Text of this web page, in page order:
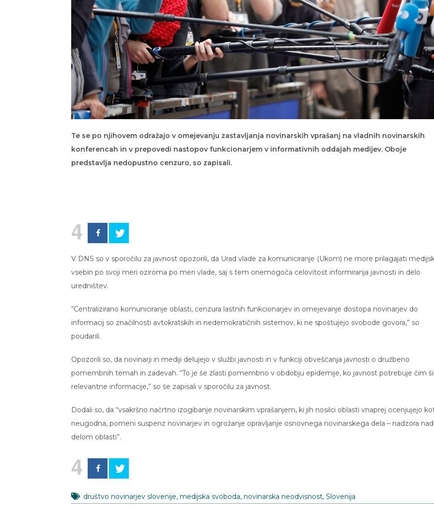
Te se po njihovem odražajo v omejevanju zastavljanja novinarskih vprašanj na vladnih novinarskih
konferencah in v prepovedi nastopov funkcionarjem v informativnih oddajah medijev. Oboje
predstavlja nedopustno cenzuro, so zapisali.
4
V DNS so v sporočilu za javnost opozorili, da Urad vlade za komuniciranje (Ukom) ne more prilagajati
vsebin po svoji meri oziroma po meri vlade, saj s tem onemogoča celovitost informiranja javnosti in delo
uredništev.
“Centralizirano komuniciranje oblasti, cenzura lastnih funkcionarjev in omejevanje dostopa novinarjev do
informacij so značilnosti avtokratskih in nedemokratičnih sistemov, ki ne spoštujejo svobode govora,” so
poudarili.
Opozorili so, da novinarji in mediji delujejo v službi javnosti in v funkciji obveščanja javnosti o družbeno
pomembnih temah in zadevah. “To je še zlasti pomembno v obdobju epidemije, ko javnost potrebuje čim
relevantne informacije,” so še zapisali v sporočilu za javnost.
Dodali so, da “vsakršno načrtno izogibanje novinarskim vprašanjem, ki jih nosilci oblasti vnaprej ocenjujejo
neugodna, pomeni suspenz novinarjev in ogrožanje opravljanje osnovnega novinarskega dela – nadzora nad
delom oblasti”.
4
društvo novinarjev slovenije, medijska svoboda, novinarska neodvisnost, Slovenija